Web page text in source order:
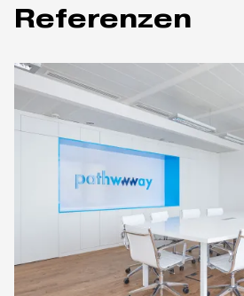
Referenzen